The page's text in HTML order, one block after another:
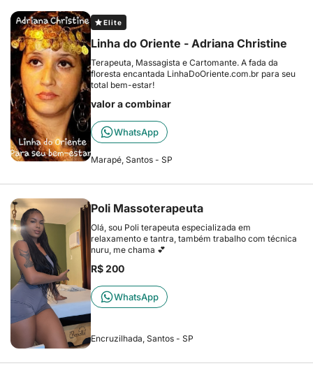
Elite
Linha do Oriente - Adriana Christine
Terapeuta, Massagista e Cartomante. A fada da
floresta encantada LinhaDoOriente.com.br para seu
total bem-estar!
valor a combinar
WhatsApp
Marapé, Santos - SP
Poli Massoterapeuta
Olá, sou Poli terapeuta especializada em
relaxamento e tantra, também trabalho com técnica
nuru, me chama 💕
R$ 200
WhatsApp
Encruzilhada, Santos - SP